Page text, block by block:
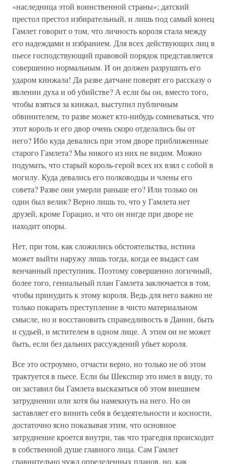
«наследница этой воинственной страны»; датский
престол престол избирательный, и лишь под самый конец
Гамлет говорит о том, что личность короля стала между
его надеждами и избранием. Для всех действующих лиц в
пьесе господствующий правовой порядок представляется
совершенно нормальным. И он должен разрушить его
ударом кинжала! Да разве датчане поверят его рассказу о
явлении духа и об убийстве? А если бы он, вместо того,
чтобы взяться за кинжал, выступил публичным
обвинителем, то разве может кто-нибудь сомневаться, что
этот король и его двор очень скоро отделались бы от
него? Ибо куда девались при этом дворе приближенные
старого Гамлета? Мы никого из них не видим. Можно
подумать, что старый король-герой всех их взял с собой в
могилу. Куда девались его полководцы и члены его
совета? Разве они умерли раньше его? Или только он
один был велик? Верно лишь то, что у Гамлета нет
друзей, кроме Горацио, и что он нигде при дворе не
находит опоры.
Нет, при том, как сложились обстоятельства, истина
может выйти наружу лишь тогда, когда ее выдаст сам
венчанный преступник. Поэтому совершенно логичный,
более того, гениальный план Гамлета заключается в том,
чтобы принудить к этому короля. Ведь для него важно не
только покарать преступление в чисто материальном
смысле, но и восстановить справедливость в Дании, быть
и судьей, и мстителем в одном лице. А этим он не может
быть, если без дальних рассуждений убьет короля.
Все это остроумно, отчасти верно, но только не об этом
трактуется в пьесе. Если бы Шекспир это имел в виду, то
он заставил бы Гамлета высказаться об этом внешнем
затруднении или хотя бы намекнуть на него. Но он
заставляет его винить себя в бездеятельности и косности,
достаточно ясно показывая этим, что основное
затруднение кроется внутри, так что трагедия происходит
в собственной душе главного лица. Сам Гамлет
сравнительно чужд определенных планов, но, как